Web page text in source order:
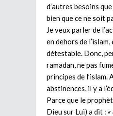
d’autres besoins
bien que ce ne soit
Je veux parler de
en dehors de
détestable. Donc,
ramadan, ne pas
principes de l’islam.
abstinences, il y a
Parce que le
Dieu sur Lui) a dit :